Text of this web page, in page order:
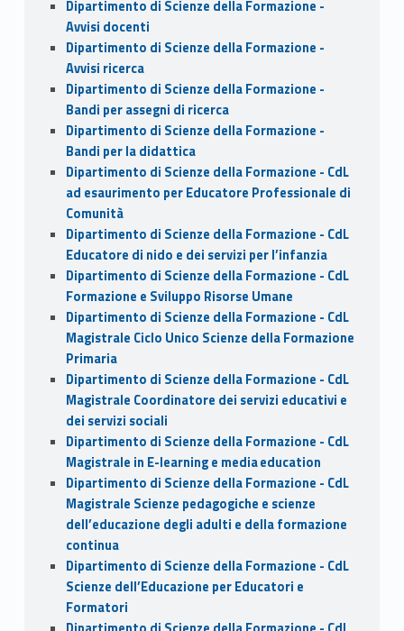
Dipartimento di Scienze della Formazione -
Avvisi docenti
Dipartimento di Scienze della Formazione -
Avvisi ricerca
Dipartimento di Scienze della Formazione -
Bandi per assegni di ricerca
Dipartimento di Scienze della Formazione -
Bandi per la didattica
Dipartimento di Scienze della Formazione - CdL
ad esaurimento per Educatore Professionale di
Comunità
Dipartimento di Scienze della Formazione - CdL
Educatore di nido e dei servizi per l’infanzia
Dipartimento di Scienze della Formazione - CdL
Formazione e Sviluppo Risorse Umane
Dipartimento di Scienze della Formazione - CdL
Magistrale Ciclo Unico Scienze della Formazione
Primaria
Dipartimento di Scienze della Formazione - CdL
Magistrale Coordinatore dei servizi educativi e
dei servizi sociali
Dipartimento di Scienze della Formazione - CdL
Magistrale in E-learning e media education
Dipartimento di Scienze della Formazione - CdL
Magistrale Scienze pedagogiche e scienze
dell’educazione degli adulti e della formazione
continua
Dipartimento di Scienze della Formazione - CdL
Scienze dell’Educazione per Educatori e
Formatori